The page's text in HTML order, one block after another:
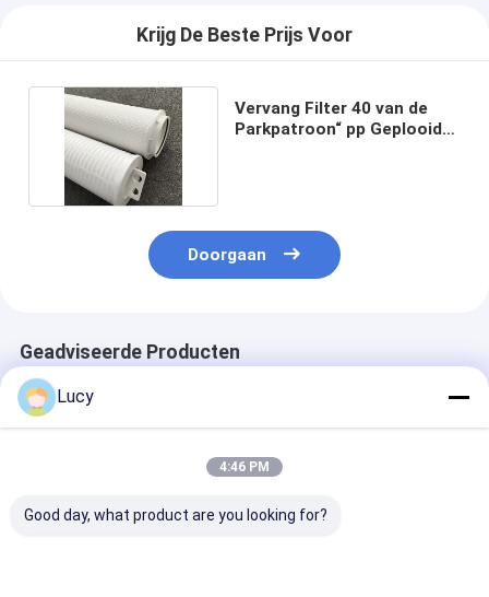
Krijg De Beste Prijs Voor
Vervang Filter 40 van de
Parkpatroon“ pp Geplooide
Doorgaan
Geadviseerde Producten
Lucy
4:46 PM
Good day, what product are you looking for?